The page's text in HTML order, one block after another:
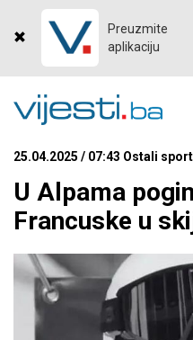
Preuzmite
aplikaciju
25.04.2025 / 07:43 Ostali
U Alpama
Francuske u